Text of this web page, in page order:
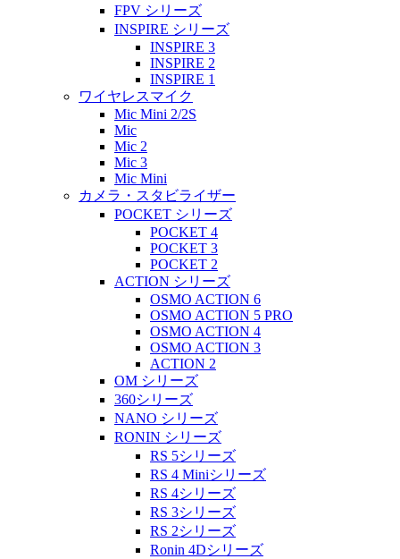
FPV シリーズ
INSPIRE シリーズ
INSPIRE 3
INSPIRE 2
INSPIRE 1
ワイヤレスマイク
Mic Mini 2/2S
Mic
Mic 2
Mic 3
Mic Mini
カメラ・スタビライザー
POCKET シリーズ
POCKET 4
POCKET 3
POCKET 2
ACTION シリーズ
OSMO ACTION 6
OSMO ACTION 5 PRO
OSMO ACTION 4
OSMO ACTION 3
ACTION 2
OM シリーズ
360シリーズ
NANO シリーズ
RONIN シリーズ
RS 5シリーズ
RS 4 Miniシリーズ
RS 4シリーズ
RS 3シリーズ
RS 2シリーズ
Ronin 4Dシリーズ